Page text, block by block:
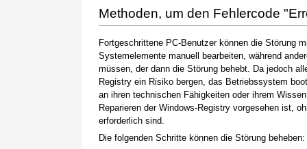
Methoden, um den Fehlercode
Fortgeschrittene PC-Benutzer können die Störung
Systemelemente manuell bearbeiten, während
müssen, der dann die Störung behebt. Da jedoch
Registry ein Risiko bergen, das Betriebssystem
an ihren technischen Fähigkeiten oder ihrem
Reparieren der Windows-Registry vorgesehen ist,
erforderlich sind.
Die folgenden Schritte können die Störung beheben: